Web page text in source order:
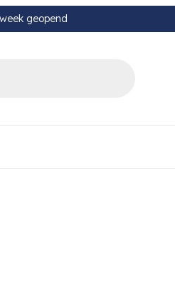
geopend